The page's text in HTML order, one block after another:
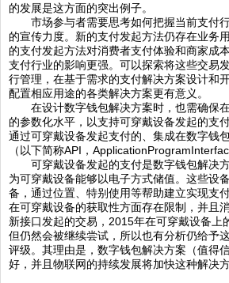
的发展是这方面的突出例子。
市场参与者需要思考如何把握当前支付
的宣传力度。新的支付发起方法仍存在业务
的支付发起方法对消费者支付体验和商家成
支付行业的影响更强。可以探索将这些交易
行管理，在基于需求的支付解决方案设计和
配置相应用途的各类解决方案更有意义。
在设计数字钱包解决方案时，也需确保
的参数化水平，以支持可穿戴设备发起的支
通过可穿戴设备发起支付的、集成在数字钱
（以下简称API，
可穿戴设备发起的支付是数字钱包解决方
为可穿戴设备能够以电子方式储值。这些设
备，通过位置、特别使用等帮助建立实现支
在可穿戴设备的获取性方面存在限制，并且
新接口发起的交易，2015年在可穿戴设备上
但仍然会被继续尝试，所以也有分析仍给予
评级。其理由是，数字钱包解决方案（值得
好，并且物联网的持续发展将加快这种解决方